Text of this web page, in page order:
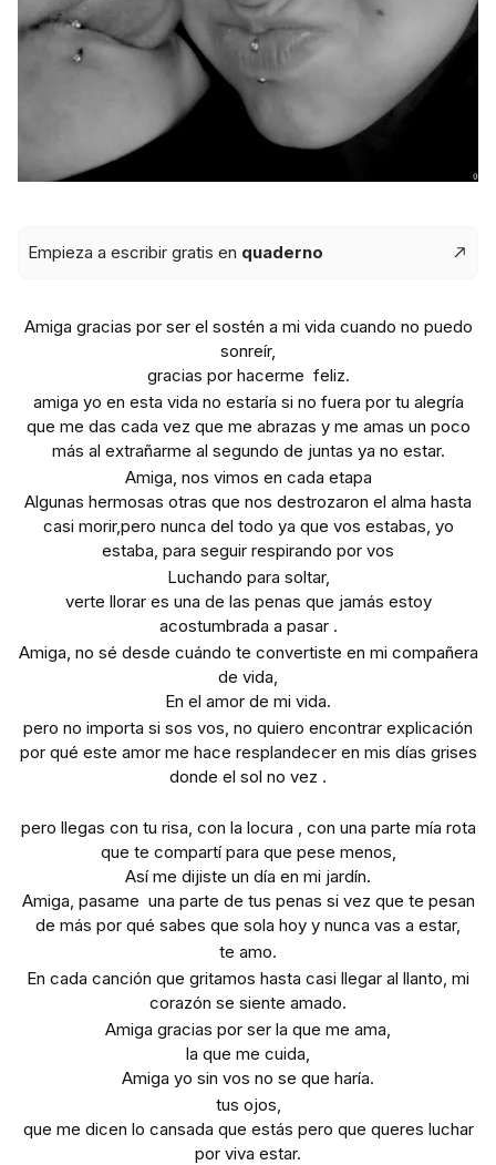
Empieza a escribir gratis en quaderno
Amiga gracias por ser el sostén a mi vida cuando no puedo
sonreír,
gracias por hacerme feliz.
amiga yo en esta vida no estaría si no fuera por tu alegría
que me das cada vez que me abrazas y me amas un poco
más al extrañarme al segundo de juntas ya no estar.
Amiga, nos vimos en cada etapa
Algunas hermosas otras que nos destrozaron el alma hasta
casi morir,pero nunca del todo ya que vos estabas, yo
estaba, para seguir respirando por vos
Luchando para soltar,
verte llorar es una de las penas que jamás estoy
acostumbrada a pasar .
Amiga, no sé desde cuándo te convertiste en mi compañera
de vida,
En el amor de mi vida.
pero no importa si sos vos, no quiero encontrar explicación
por qué este amor me hace resplandecer en mis días grises
donde el sol no vez .
pero llegas con tu risa, con la locura , con una parte mía rota
que te compartí para que pese menos,
Así me dijiste un día en mi jardín.
Amiga, pasame una parte de tus penas si vez que te pesan
de más por qué sabes que sola hoy y nunca vas a estar,
te amo.
En cada canción que gritamos hasta casi llegar al llanto, mi
corazón se siente amado.
Amiga gracias por ser la que me ama,
la que me cuida,
Amiga yo sin vos no se que haría.
tus ojos,
que me dicen lo cansada que estás pero que queres luchar
por viva estar.